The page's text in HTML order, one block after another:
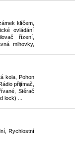
klíčem,
ovládání
řízení,
mlhovky,
kola, Pohon
přijímač,
Stěrač
lock) ...
Rychlostní